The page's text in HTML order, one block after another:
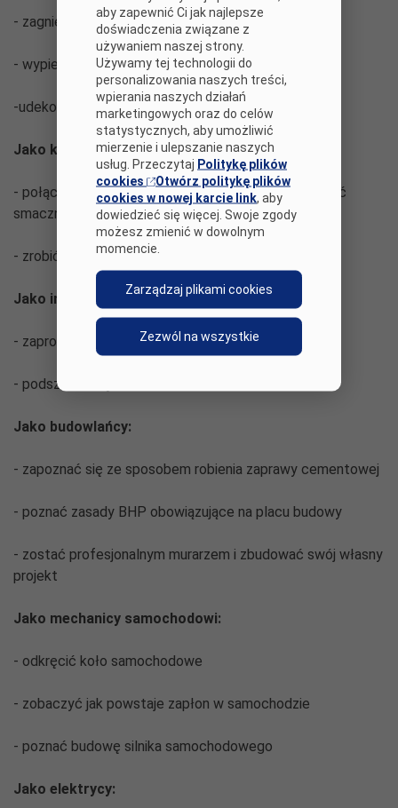
- zagnieść ciasto
- wypiec pierniki
-udekorować ciasteczka
Jako kucharze:
- połączyć różne produkty spożywcze , aby stworzyć
smaczne i przede wszystkim zdrowe danie
- zrobić koktajl mleczno – owocowy
Jako informatycy:
- zaprogramować robota
- podszkolić się z kodowania
Jako budowlańcy:
- zapoznać się ze sposobem robienia zaprawy cementowej
- poznać zasady BHP obowiązujące na placu budowy
- zostać profesjonalnym murarzem i zbudować swój własny
projekt
Jako mechanicy samochodowi:
- odkręcić koło samochodowe
- zobaczyć jak powstaje zapłon w samochodzie
- poznać budowę silnika samochodowego
Jako elektrycy:
aby zapewnić Ci jak najlepsze
doświadczenia związane z
używaniem naszej strony.
Używamy tej technologii do
personalizowania naszych treści,
wpierania naszych działań
marketingowych oraz do celów
statystycznych, aby umożliwić
mierzenie i ulepszanie naszych
usług. Przeczytaj Politykę plików
cookies
Otwórz politykę plików
cookies w nowej karcie link, aby
dowiedzieć się więcej. Swoje zgody
możesz zmienić w dowolnym
momencie.
Zarządzaj plikami cookies
Zezwól na wszystkie